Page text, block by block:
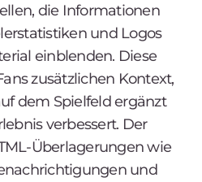
die Informationen
und Logos
einblenden. Diese
zusätzlichen Kontext,
dem Spielfeld ergänzt
verbessert. Der
Überlagerungen wie
und